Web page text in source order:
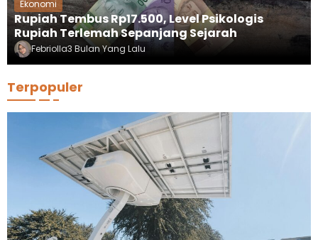
Ekonomi
Rupiah Tembus Rp17.500, Level Psikologis
Rupiah Terlemah Sepanjang Sejarah
Febriolla3 Bulan Yang Lalu
Terpopuler